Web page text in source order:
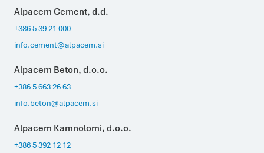
Alpacem Cement, d.d.
+386 5 39 21 000
info.cement@alpacem.si
Alpacem Beton, d.o.o.
+386 5 663 26 63
info.beton@alpacem.si
Alpacem Kamnolomi, d.o.o.
+386 5 392 12 12